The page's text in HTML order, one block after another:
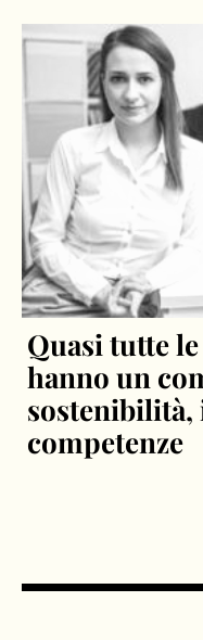
Quasi tutte
hanno un
sostenibilità,
competenze